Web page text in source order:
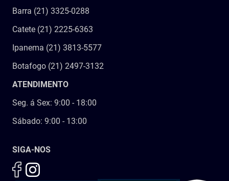
Barra (21) 3325-0288
Catete (21) 2225-6363
Ipanema (21) 3813-5577
Botafogo (21) 2497-3132
ATENDIMENTO
Seg. á Sex: 9:00 - 18:00
Sábado: 9:00 - 13:00
SIGA-NOS